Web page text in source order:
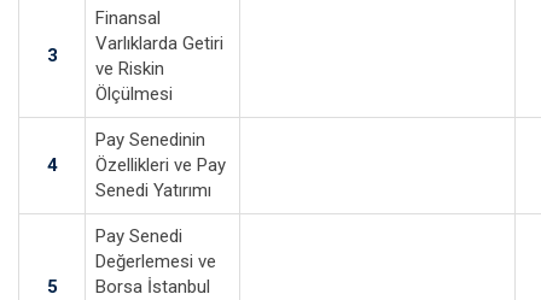
3
Finansal
Varlıklarda Getiri
ve Riskin
Ölçülmesi
4
Pay Senedinin
Özellikleri ve Pay
Senedi Yatırımı
5
Pay Senedi
Değerlemesi ve
Borsa İstanbul